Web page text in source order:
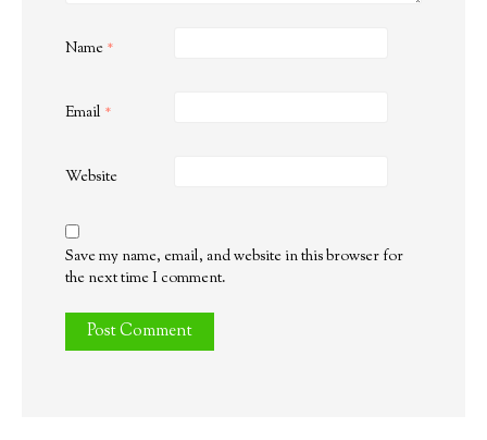
Name *
Email *
Website
Save my name, email, and website in this browser for
the next time I comment.